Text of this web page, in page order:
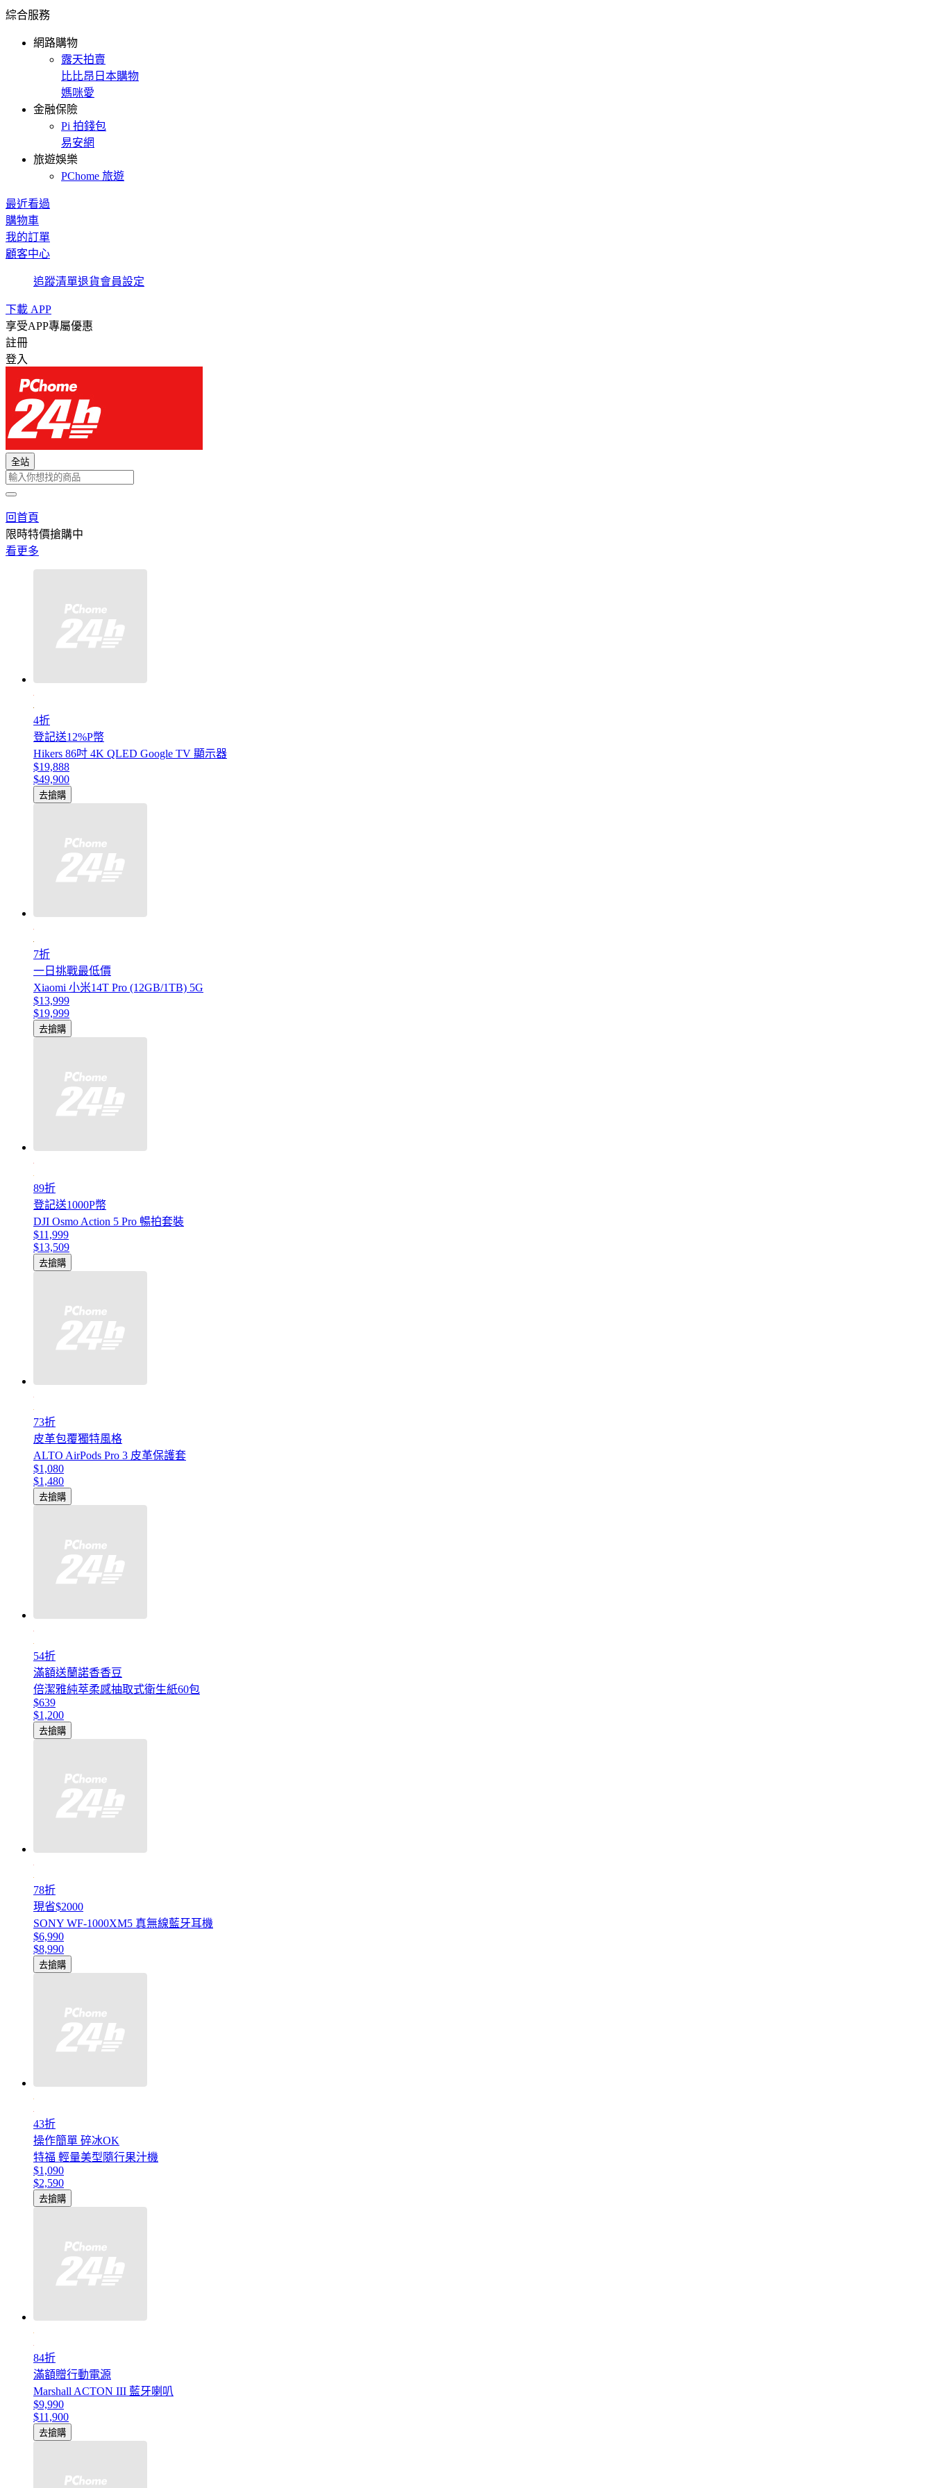
綜合服務
網路購物
露天拍賣
比比昂日本購物
媽咪愛
金融保險
Pi 拍錢包
易安網
旅遊娛樂
PChome 旅遊
最近看過
購物車
我的訂單
顧客中心
追蹤清單退貨會員設定
下載 APP
享受APP專屬優惠
註冊
登入
全站
回首頁
限時特價搶購中
看更多
4折
登記送12%P幣
Hikers 86吋 4K QLED Google TV 顯示器
$19,888
$49,900
去搶購
7折
一日挑戰最低價
Xiaomi 小米14T Pro (12GB/1TB) 5G
$13,999
$19,999
去搶購
89折
登記送1000P幣
DJI Osmo Action 5 Pro 暢拍套裝
$11,999
$13,509
去搶購
73折
皮革包覆獨特風格
ALTO AirPods Pro 3 皮革保護套
$1,080
$1,480
去搶購
54折
滿額送蘭諾香香豆
倍潔雅純萃柔感抽取式衛生紙60包
$639
$1,200
去搶購
78折
現省$2000
SONY WF-1000XM5 真無線藍牙耳機
$6,990
$8,990
去搶購
43折
操作簡單 碎冰OK
特福 輕量美型隨行果汁機
$1,090
$2,590
去搶購
84折
滿額贈行動電源
Marshall ACTON III 藍牙喇叭
$9,990
$11,900
去搶購